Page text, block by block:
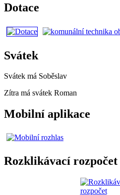
Dotace
Svátek
Svátek má Soběslav
Zítra má svátek Roman
Mobilní aplikace
Rozklikávací rozpočet